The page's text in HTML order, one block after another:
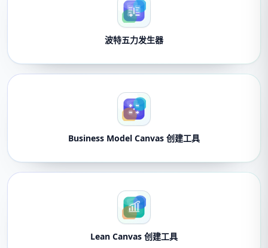
波特五力发生器
Business Model Canvas 创建工具
Lean Canvas 创建工具